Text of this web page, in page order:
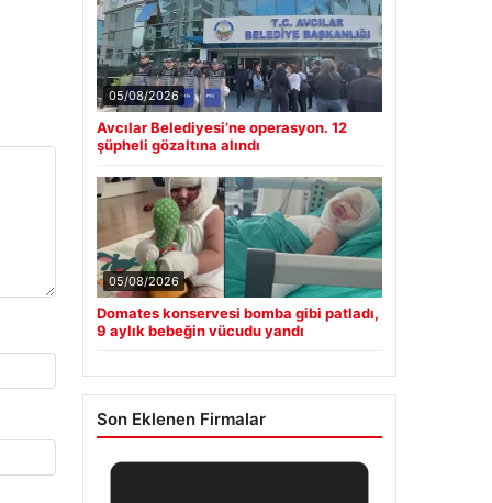
05/08/2026
Avcılar Belediyesi’ne operasyon. 12
şüpheli gözaltına alındı
05/08/2026
Domates konservesi bomba gibi patladı,
9 aylık bebeğin vücudu yandı
Son Eklenen Firmalar